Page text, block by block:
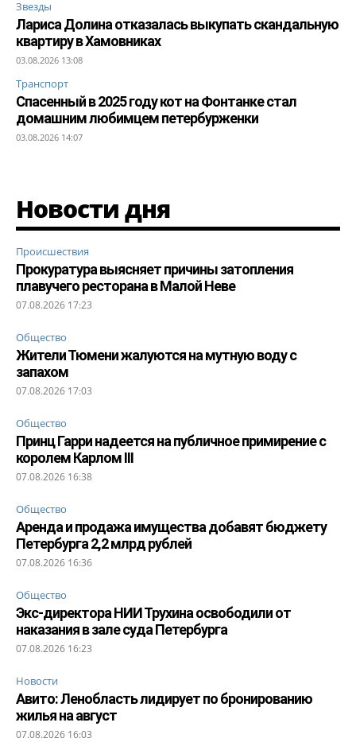
Звезды
Лариса Долина отказалась выкупать скандальную
квартиру в Хамовниках
03.08.2026 13:08
Транспорт
Спасенный в 2025 году кот на Фонтанке стал
домашним любимцем петербурженки
03.08.2026 14:07
Новости дня
Происшествия
Прокуратура выясняет причины затопления
плавучего ресторана в Малой Неве
07.08.2026 17:23
Общество
Жители Тюмени жалуются на мутную воду с
запахом
07.08.2026 17:03
Общество
Принц Гарри надеется на публичное примирение с
королем Карлом III
07.08.2026 16:38
Общество
Аренда и продажа имущества добавят бюджету
Петербурга 2,2 млрд рублей
07.08.2026 16:36
Общество
Экс-директора НИИ Трухина освободили от
наказания в зале суда Петербурга
07.08.2026 16:23
Новости
Авито: Ленобласть лидирует по бронированию
жилья на август
07.08.2026 16:03